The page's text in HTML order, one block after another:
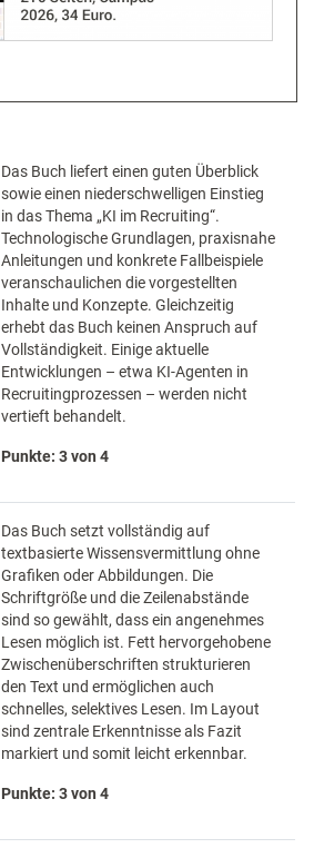
Das Buch liefert einen guten Überblick
sowie einen niederschwelligen Einstieg
in das Thema „KI im Recruiting“.
Technologische Grundlagen, praxisnahe
Anleitungen und konkrete Fallbeispiele
veranschaulichen die vorgestellten
Inhalte und Konzepte. Gleichzeitig
erhebt das Buch keinen Anspruch auf
Vollständigkeit. Einige aktuelle
Entwicklungen – etwa KI-Agenten in
Recruitingprozessen – werden nicht
vertieft behandelt.
Punkte: 3 von 4
Das Buch setzt vollständig auf
textbasierte Wissensvermittlung ohne
Grafiken oder Abbildungen. Die
Schriftgröße und die Zeilenabstände
sind so gewählt, dass ein angenehmes
Lesen möglich ist. Fett hervorgehobene
Zwischenüberschriften strukturieren
den Text und ermöglichen auch
schnelles, selektives Lesen. Im Layout
sind zentrale Erkenntnisse als Fazit
markiert und somit leicht erkennbar.
Punkte: 3 von 4